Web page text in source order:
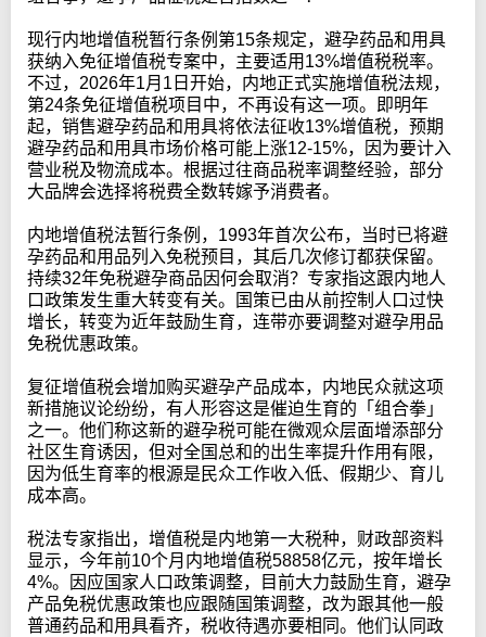
现行内地增值税暂行条例第15条规定，避孕药品和用具
获纳入免征增值税专案中，主要适用13%增值税税率。
不过，2026年1月1日开始，内地正式实施增值税法规，
第24条免征增值税项目中，不再设有这一项。即明年
起，销售避孕药品和用具将依法征收13%增值税，预期
避孕药品和用具市场价格可能上涨12-15%，因为要计入
营业税及物流成本。根据过往商品税率调整经验，部分
大品牌会选择将税费全数转嫁予消费者。
内地增值税法暂行条例，1993年首次公布，当时已将避
孕药品和用品列入免税预目，其后几次修订都获保留。
持续32年免税避孕商品因何会取消？专家指这跟内地人
口政策发生重大转变有关。国策已由从前控制人口过快
增长，转变为近年鼓励生育，连带亦要调整对避孕用品
免税优惠政策。
复征增值税会增加购买避孕产品成本，内地民众就这项
新措施议论纷纷，有人形容这是催迫生育的「组合拳」
之一。他们称这新的避孕税可能在微观众层面增添部分
社区生育诱因，但对全国总和的出生率提升作用有限，
因为低生育率的根源是民众工作收入低、假期少、育儿
成本高。
税法专家指出，增值税是内地第一大税种，财政部资料
显示，今年前10个月内地增值税58858亿元，按年增长
4%。因应国家人口政策调整，目前大力鼓励生育，避孕
产品免税优惠政策也应跟随国策调整，改为跟其他一般
普通药品和用具看齐，税收待遇亦要相同。他们认同政